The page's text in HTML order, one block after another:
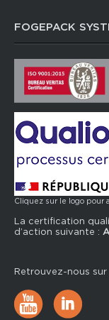
FOGEPACK
Cliquez sur le logo pour
La certification
d’action suivante :
Retrouvez-nous sur